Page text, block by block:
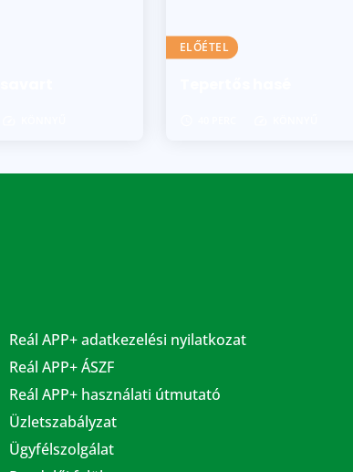
ELŐÉTEL
Reál APP+ adatkezelési nyilatkozat
Reál APP+ ÁSZF
Reál APP+ használati útmutató
Üzletszabályzat
Ügyfélszolgálat